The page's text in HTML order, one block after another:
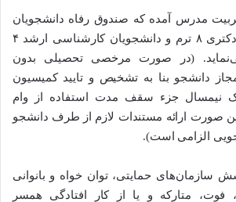
مدرس آمده که صندوق رفاه دانشجویان
به دانشجویان مقطع دکتری ۸ ترم و دانشجویان کارشناسی ارشد ۴
(در صورت مرخصی تحصیلی بدون
دانشجو بنا به تشخیص و تایید کمیسیون
نیمسال جزء سقف مدت استفاده از وام
صورت ارائه مستندات لازم از طرف دانشجو
الزامی است).
سازمان‌های حمایتی، توان خواه و بانوانی
متارکه و یا از کار افتادگی همسر